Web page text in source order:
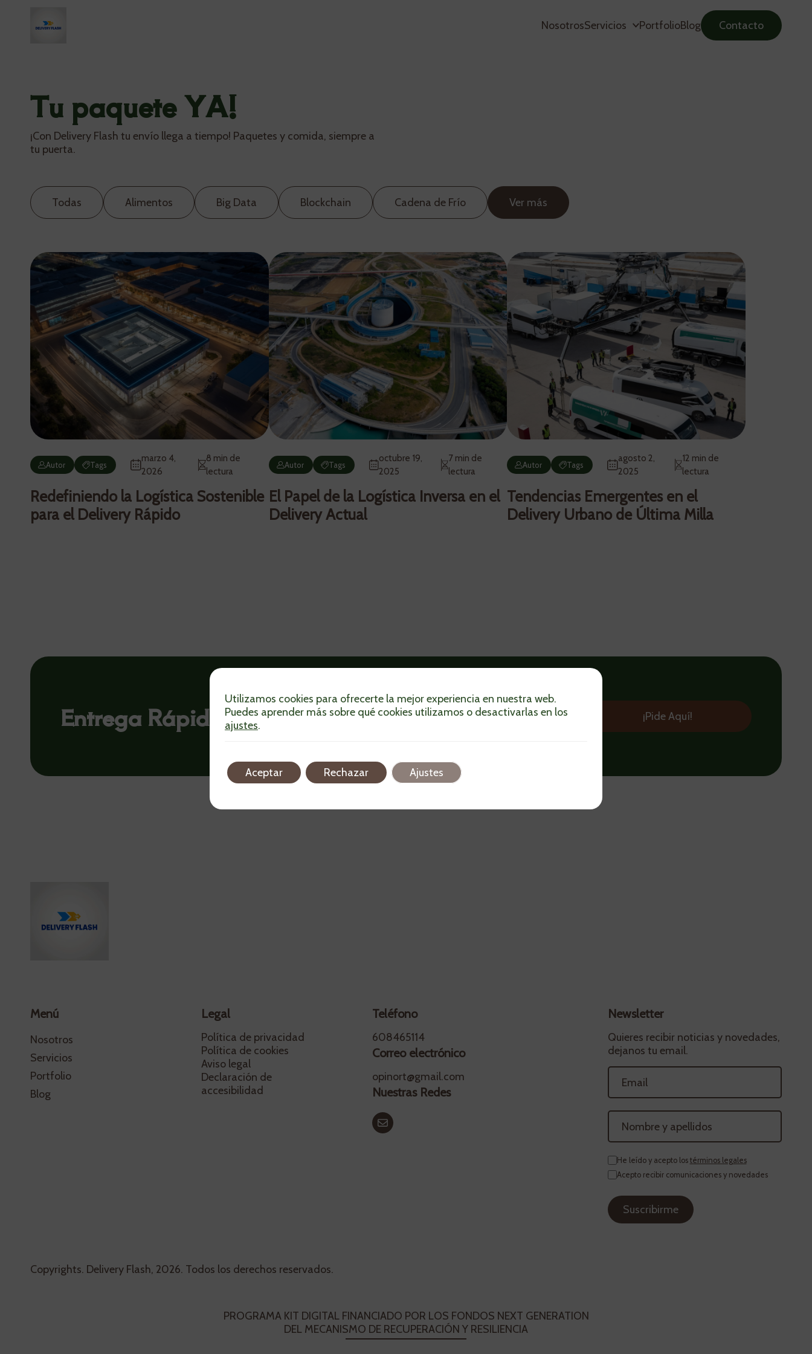
NosotrosServicios PortfolioBlog Contacto
Tu paquete YA!
¡Con Delivery Flash tu envío llega a tiempo! Paquetes y comida, siempre a
tu puerta.
Todas Alimentos Big Data Blockchain Cadena de Frío Ver más
Autor Tags
marzo 4,
2026
8 min de
lectura
Redefiniendo la Logística Sostenible
para el Delivery Rápido
Autor Tags
octubre 19,
2025
7 min de
lectura
El Papel de la Logística Inversa en el
Delivery Actual
Autor Tags
agosto 2,
2025
12 min de
lectura
Tendencias Emergentes en el
Delivery Urbano de Última Milla
Entrega Rápida Ya
¿Necesitas enviar algo ya? Delivery Flash lo lleva
rapidito y sin estrés. Desde paquetes hasta tu comida
¡Pide Aquí!
Menú
Nosotros
Servicios
Portfolio
Blog
Legal
Política de privacidad
Política de cookies
Aviso legal
Declaración de
accesibilidad
Teléfono
608465114
Correo electrónico
opinort@gmail.com
Nuestras Redes
Newsletter
Quieres recibir noticias y novedades,
dejanos tu email.
He leído y acepto los términos legales
Acepto recibir comunicaciones y novedades
Copyrights. Delivery Flash, 2026. Todos los derechos reservados.
PROGRAMA KIT DIGITAL FINANCIADO POR LOS FONDOS NEXT GENERATION
DEL MECANISMO DE RECUPERACIÓN Y RESILIENCIA
Utilizamos cookies para ofrecerte la mejor experiencia en nuestra web.
Puedes aprender más sobre qué cookies utilizamos o desactivarlas en los
ajustes.
Aceptar Rechazar Ajustes